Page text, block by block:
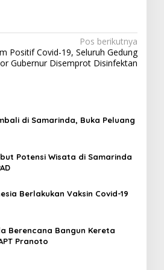
Pos berikutnya
Positif Covid-19, Seluruh Gedung
Gubernur Disemprot Disinfektan
di Samarinda, Buka Peluang
Potensi Wisata di Samarinda
Berlakukan Vaksin Covid-19
Berencana Bangun Kereta
Pranoto